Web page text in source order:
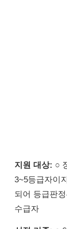
지원 대상: ○
3~5등급자이
되어 등급판
수급자